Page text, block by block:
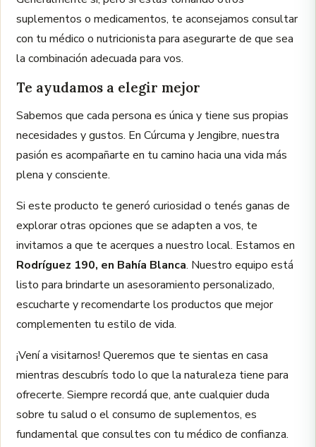
suplementos o medicamentos, te aconsejamos consultar
con tu médico o nutricionista para asegurarte de que sea
la combinación adecuada para vos.
Te ayudamos a elegir mejor
Sabemos que cada persona es única y tiene sus propias
necesidades y gustos. En Cúrcuma y Jengibre, nuestra
pasión es acompañarte en tu camino hacia una vida más
plena y consciente.
Si este producto te generó curiosidad o tenés ganas de
explorar otras opciones que se adapten a vos, te
invitamos a que te acerques a nuestro local. Estamos en
Rodríguez 190, en Bahía Blanca. Nuestro equipo está
listo para brindarte un asesoramiento personalizado,
escucharte y recomendarte los productos que mejor
complementen tu estilo de vida.
¡Vení a visitarnos! Queremos que te sientas en casa
mientras descubrís todo lo que la naturaleza tiene para
ofrecerte. Siempre recordá que, ante cualquier duda
sobre tu salud o el consumo de suplementos, es
fundamental que consultes con tu médico de confianza.